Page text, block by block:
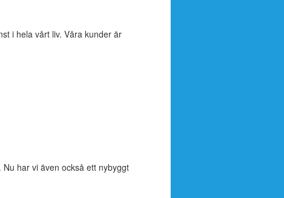
i hela vårt liv. Våra kunder är
har vi även också ett nybyggt